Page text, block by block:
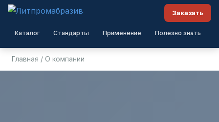
Каталог Стандарты Применение Полезно знать
Заказать
Главная / О компании